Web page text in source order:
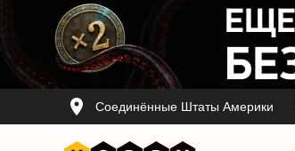
Соединённые Штаты Америки